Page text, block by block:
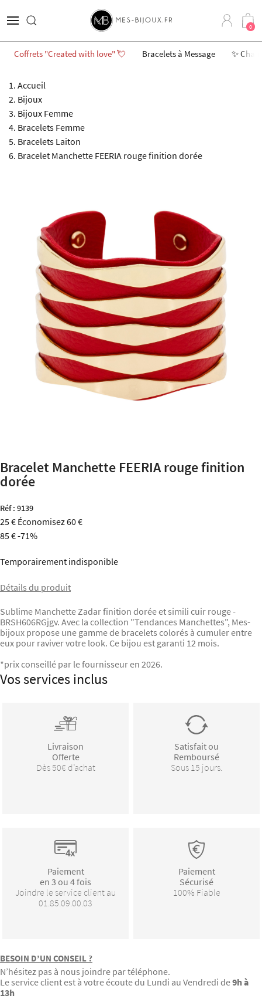
0
Coffrets "Created with love" 💘 Bracelets à Message ✨
Accueil
Bijoux
Bijoux Femme
Bracelets Femme
Bracelets Laiton
Bracelet Manchette FEERIA rouge finition dorée
Bracelet Manchette FEERIA rouge finition
dorée
Réf : 9139
25 € Économisez 60 €
85 €-71%
Temporairement indisponible
Détails du produit
Sublime Manchette Zadar finition dorée et simili cuir rouge -
BRSH606RGjgv. Avec la collection "Tendances Manchettes", Mes-
bijoux propose une gamme de bracelets colorés à cumuler entre
eux pour raviver votre look. Ce bijou est garanti 12 mois.
*prix conseillé par le fournisseur en 2026.
Vos services inclus
Livraison
Offerte
Dès 50€ d’achat
Satisfait ou
Remboursé
Sous 15 jours.
Paiement
en 3 ou 4 fois
Joindre le service client au
01.85.09.00.03
Paiement
Sécurisé
100% Fiable
BESOIN D’UN CONSEIL ?
N’hésitez pas à nous joindre par téléphone.
Le service client est à votre écoute du Lundi au Vendredi de9h à
13h